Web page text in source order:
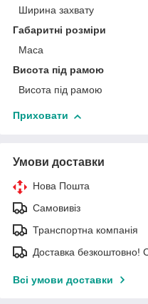
Ширина захвату
Габаритні розміри
Маса
Висота під рамою
Висота під рамою
Приховати
Умови доставки
Нова Пошта
Самовивіз
Транспортна компанія
Доставка безкоштовно!
Всі умови доставки